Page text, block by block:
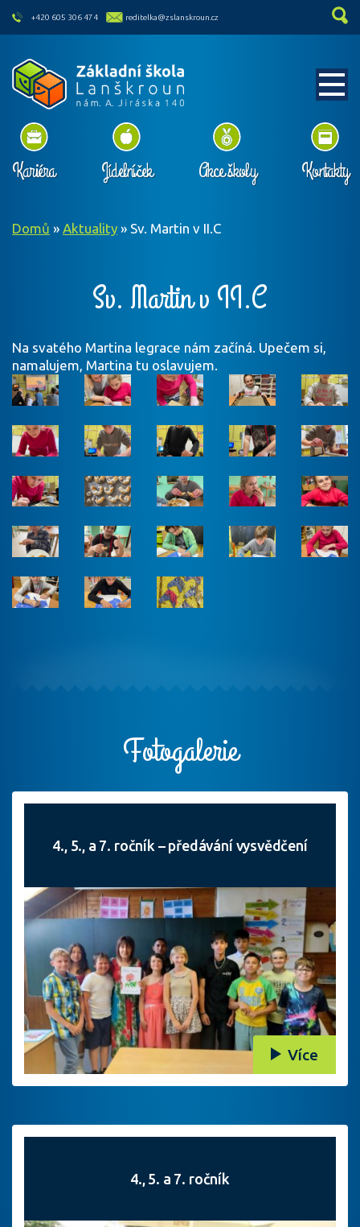
skip to main content
+420 605 306 474 reditelka@zslanskroun.cz
Kariéra Jídelníček Akce školy Kontakty
Domů » Aktuality » Sv. Martin v II.C
Sv. Martin v II.C
Na svatého Martina legrace nám začíná. Upečem si,
namalujem, Martina tu oslavujem.
Fotogalerie
4., 5., a 7. ročník – předávání vysvědčení
Více
4., 5. a 7. ročník